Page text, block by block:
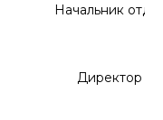
Начальник
Директор